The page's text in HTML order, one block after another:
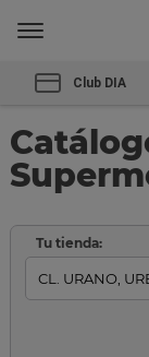
Club DIA
Tu tienda: